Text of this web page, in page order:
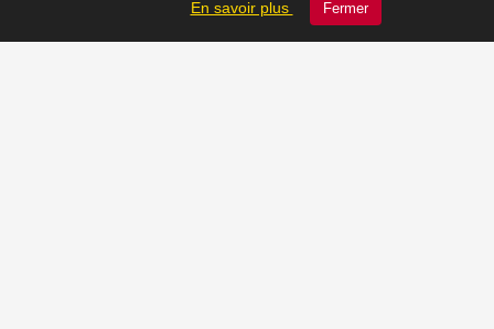
📸 Tu veux apparaître ici ? Envoie-nous ta photo à
contact@radio-lechatelet.fr
En savoir plus
Fermer